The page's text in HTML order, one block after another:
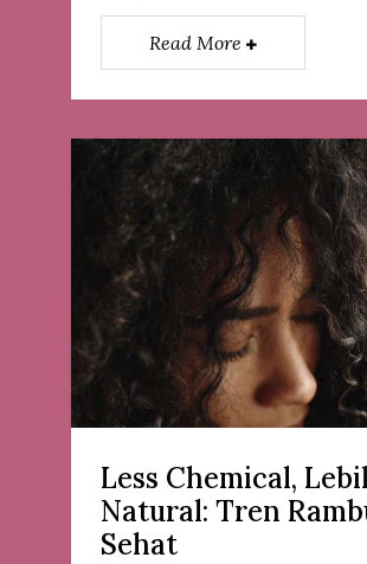
Read More
Less Chemical,
Natural: Tren
Sehat